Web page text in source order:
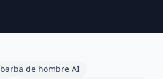
barba de hombre AI